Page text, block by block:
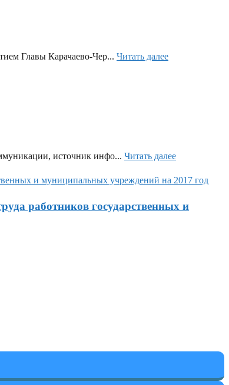
Главы Карачаево-Чер... Читать далее
источник инфо... Читать далее
работников государственных и